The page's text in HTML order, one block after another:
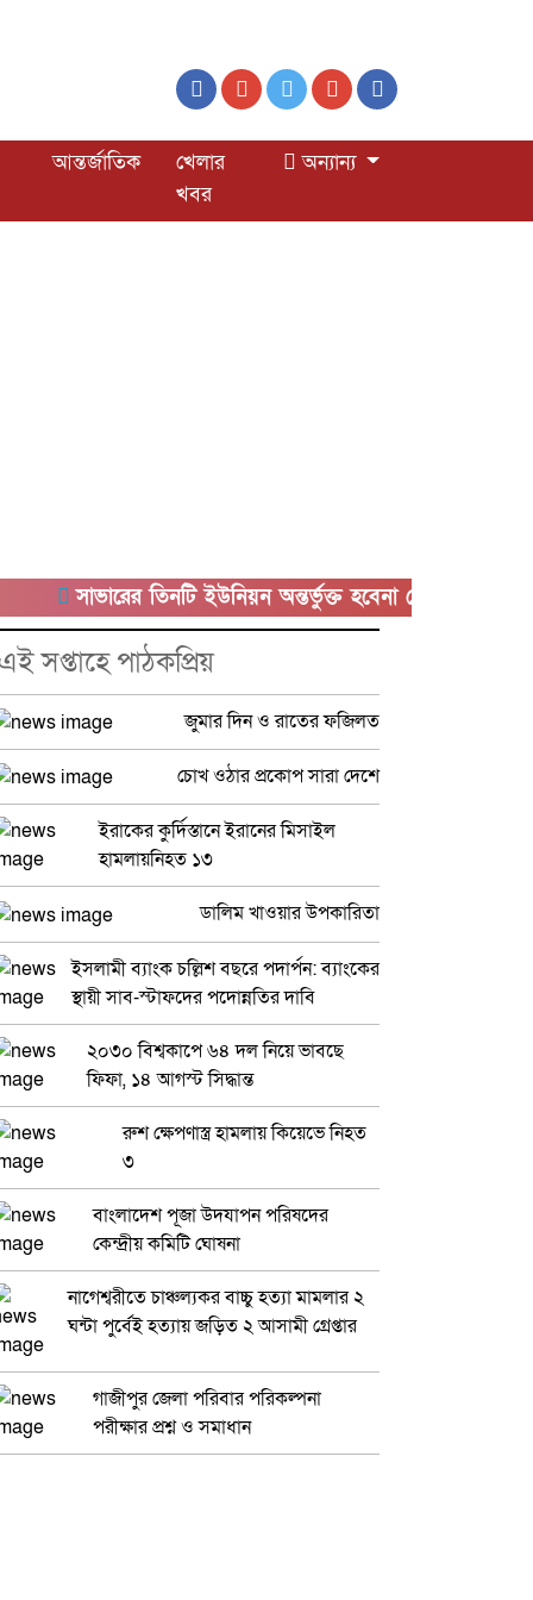
আন্তর্জাতিক
খেলার
খবর
অন্যান্য
সাভারের তিনটি ইউনিয়ন অন্তর্ভুক্ত হবেনা কেরানীগঞ্জের সাথে
সপ্তাহে পাঠকপ্রিয়
জুমার দিন ও রাতের ফজিলত
চোখ ওঠার প্রকোপ সারা দেশে
ইরাকের কুর্দিস্তানে ইরানের মিসাইল
হামলায়নিহত ১৩
ডালিম খাওয়ার উপকারিতা
ইসলামী ব্যাংক চল্লিশ বছরে পদার্পন: ব্যাংকের
স্থায়ী সাব-স্টাফদের পদোন্নতির দাবি
২০৩০ বিশ্বকাপে ৬৪ দল নিয়ে ভাবছে
ফিফা, ১৪ আগস্ট সিদ্ধান্ত
রুশ ক্ষেপণাস্ত্র হামলায় কিয়েভে নিহত
৩
বাংলাদেশ পূজা উদযাপন পরিষদের
কেন্দ্রীয় কমিটি ঘোষনা
নাগেশ্বরীতে চাঞ্চল্যকর বাচ্চু হত্যা মামলার ২
ঘন্টা পুর্বেই হত্যায় জড়িত ২ আসামী গ্রেপ্তার
গাজীপুর জেলা পরিবার পরিকল্পনা
পরীক্ষার প্রশ্ন ও সমাধান